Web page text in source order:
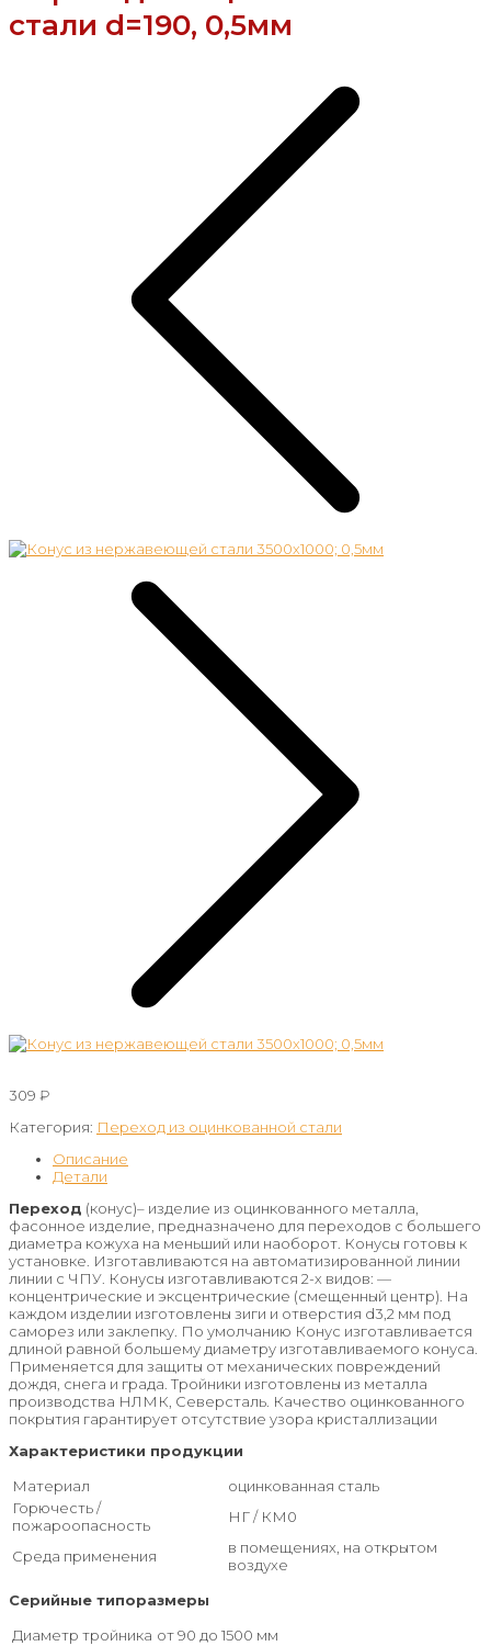
стали d=190, 0,5мм
309 ₽
Категория: Переход из оцинкованной стали
Описание
Детали
Переход (конус)– изделие из оцинкованного металла,
фасонное изделие, предназначено для переходов с большего
диаметра кожуха на меньший или наоборот. Конусы готовы к
установке. Изготавливаются на автоматизированной линии
линии с ЧПУ. Конусы изготавливаются 2-х видов: —
концентрические и эксцентрические (смещенный центр). На
каждом изделии изготовлены зиги и отверстия d3,2 мм под
саморез или заклепку. По умолчанию Конус изготавливается
длиной равной большему диаметру изготавливаемого конуса.
Применяется для защиты от механических повреждений
дождя, снега и града. Тройники изготовлены из металла
производства НЛМК, Северсталь. Качество оцинкованного
покрытия гарантирует отсутствие узора кристаллизации
Характеристики продукции
Материал
оцинкованная сталь
Горючесть /
пожароопасность
НГ / КМ0
Среда применения
в помещениях, на открытом
воздухе
Серийные типоразмеры
Диаметр тройника от 90 до 1500 мм